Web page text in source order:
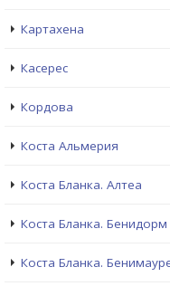
Картахена
Касерес
Кордова
Коста Альмерия
Коста Бланка. Алтеа
Коста Бланка. Бенидорм
Коста Бланка.